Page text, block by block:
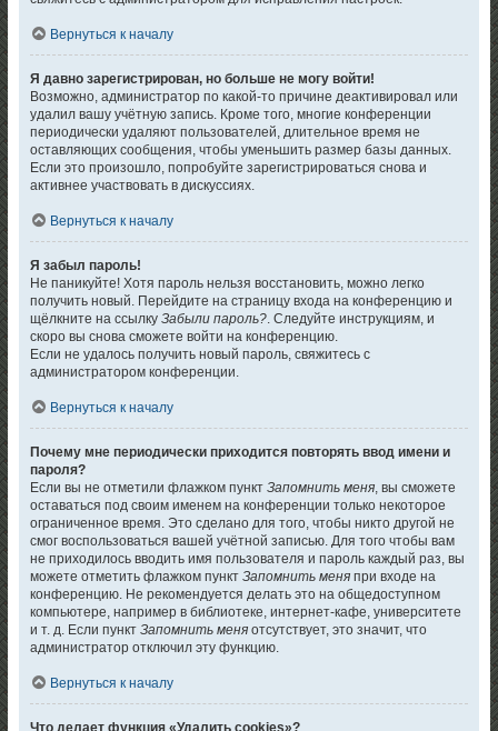
Вернуться к началу
Я давно зарегистрирован, но больше не могу войти!
Возможно, администратор по какой-то причине деактивировал или
удалил вашу учётную запись. Кроме того, многие конференции
периодически удаляют пользователей, длительное время не
оставляющих сообщения, чтобы уменьшить размер базы данных.
Если это произошло, попробуйте зарегистрироваться снова и
активнее участвовать в дискуссиях.
Вернуться к началу
Я забыл пароль!
Не паникуйте! Хотя пароль нельзя восстановить, можно легко
получить новый. Перейдите на страницу входа на конференцию и
щёлкните на ссылкуЗабыли пароль?. Следуйте инструкциям, и
скоро вы снова сможете войти на конференцию.
Если не удалось получить новый пароль, свяжитесь с
администратором конференции.
Вернуться к началу
Почему мне периодически приходится повторять ввод имени и
пароля?
Если вы не отметили флажком пунктЗапомнить меня, вы сможете
оставаться под своим именем на конференции только некоторое
ограниченное время. Это сделано для того, чтобы никто другой не
смог воспользоваться вашей учётной записью. Для того чтобы вам
не приходилось вводить имя пользователя и пароль каждый раз, вы
можете отметить флажком пунктЗапомнить меня при входе на
конференцию. Не рекомендуется делать это на общедоступном
компьютере, например в библиотеке, интернет-кафе, университете
и т. д. Если пунктЗапомнить меня отсутствует, это значит, что
администратор отключил эту функцию.
Вернуться к началу
Что делает функция «Удалить cookies»?